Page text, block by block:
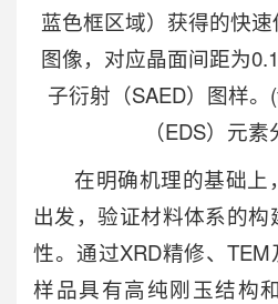
蓝色框区域）获得的快速
图像，对应晶面间距为
子衍射（SAED）图样
（EDS）元素
在明确机理的基础上
出发，验证材料体系的
性。通过XRD精修、
样品具有高纯刚玉结构